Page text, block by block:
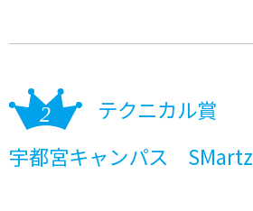
テクニカル賞
宇都宮キャンパス SMartz